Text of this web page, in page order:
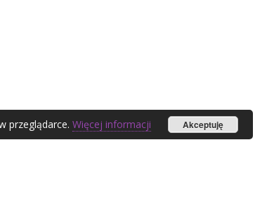
przeglądarce. Więcej informacji Akceptuję